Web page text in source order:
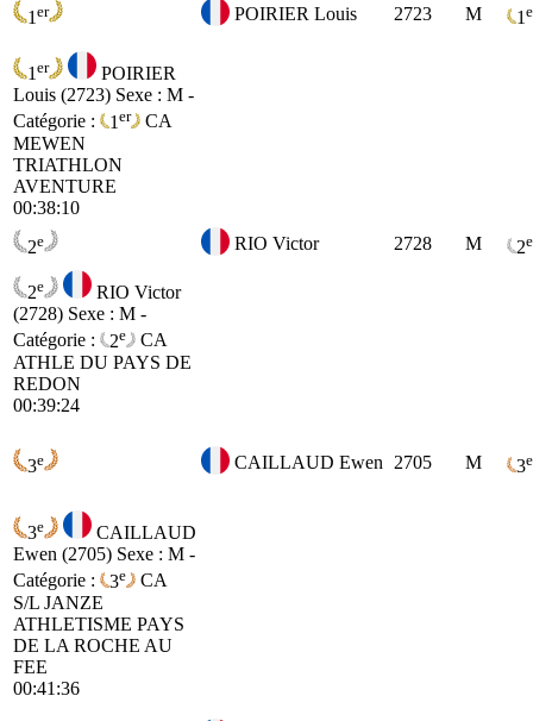
1 er POIRIER Louis 2723 M 1
1 er
POIRIER
Louis (2723) Sexe : M -
Catégorie :
1 er
CA
MEWEN
TRIATHLON
AVENTURE
00:38:10
2e RIO Victor 2728 M 2e
2e
RIO Victor
(2728) Sexe : M -
Catégorie :
2e
CA
ATHLE DU PAYS DE
REDON
00:39:24
3e CAILLAUD Ewen 2705 M 3e
3e
CAILLAUD
Ewen (2705) Sexe : M -
Catégorie :
3e
CA
S/L JANZE
ATHLETISME PAYS
DE LA ROCHE AU
FEE
00:41:36